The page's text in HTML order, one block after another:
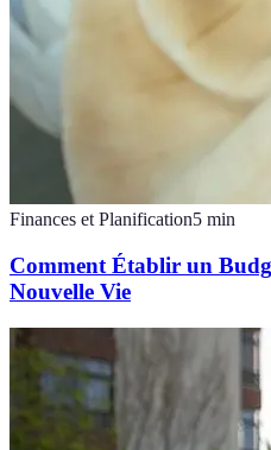
Finances et Planification5 min
Comment Établir un
Nouvelle Vie